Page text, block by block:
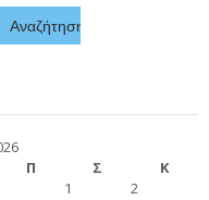
Π Σ
Κ
1
2